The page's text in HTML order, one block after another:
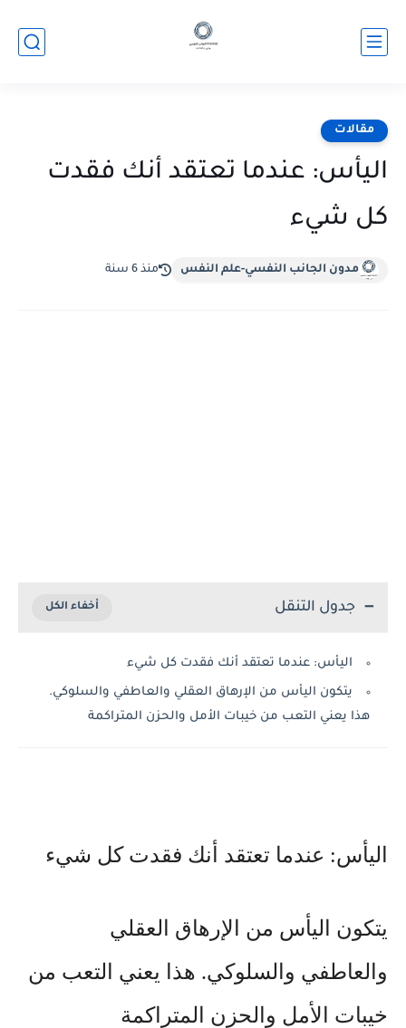
مقالات
اليأس: عندما تعتقد أنك فقدت
كل شيء
مدون الجانب النفسي-علم النفس منذ 6 سنة
جدول التنقل
اليأس: عندما تعتقد أنك فقدت كل شيء
يتكون اليأس من الإرهاق العقلي والعاطفي والسلوكي.
هذا يعني التعب من خيبات الأمل والحزن المتراكمة
اليأس: عندما تعتقد أنك فقدت كل شيء
يتكون اليأس من الإرهاق العقلي
والعاطفي والسلوكي. هذا يعني التعب من
خيبات الأمل والحزن المتراكمة